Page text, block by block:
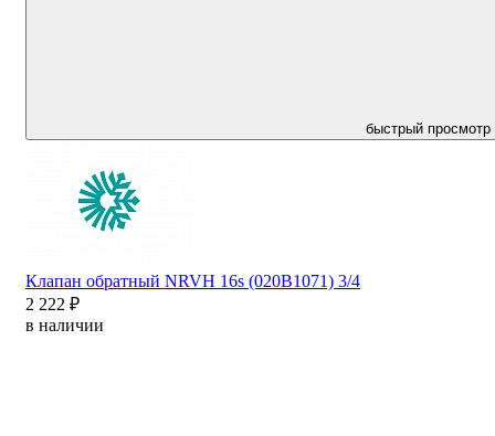
быстрый просмотр
Клапан обратный NRVH 16s (020B1071) 3/4
2 222 ₽
в наличии